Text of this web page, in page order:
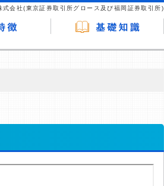
式会社(東京証券取引所グロース及び福岡証券取引所)